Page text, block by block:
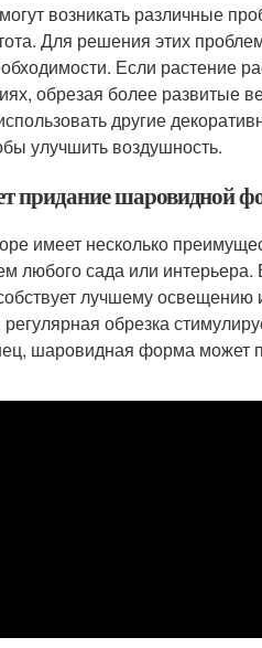
возникать различные
Для решения этих
Если растение
обрезая более развитые
другие
улучшить воздушность.
придание шаровидной
имеет несколько
любого сада или
лучшему
обрезка
шаровидная форма может